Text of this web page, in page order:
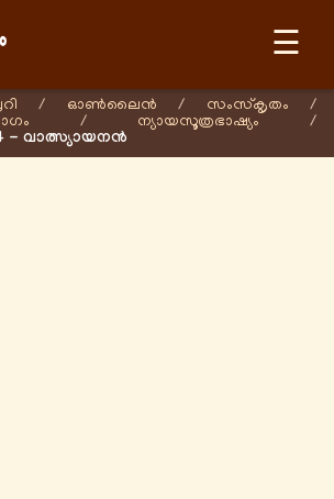
☰
/ ഓണ്‍ലൈന്‍ / സംസ്കൃതം
/
/ ന്യായസൂത്രഭാഷ്യം /
- വാത്സ്യായനന്‍